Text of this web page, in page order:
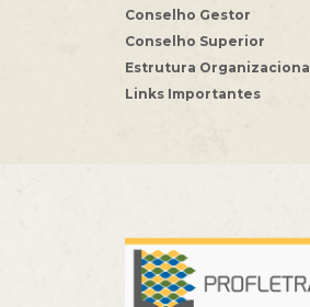
Conselho Gestor
Conselho Superior
Estrutura Organizacional
Links Importantes